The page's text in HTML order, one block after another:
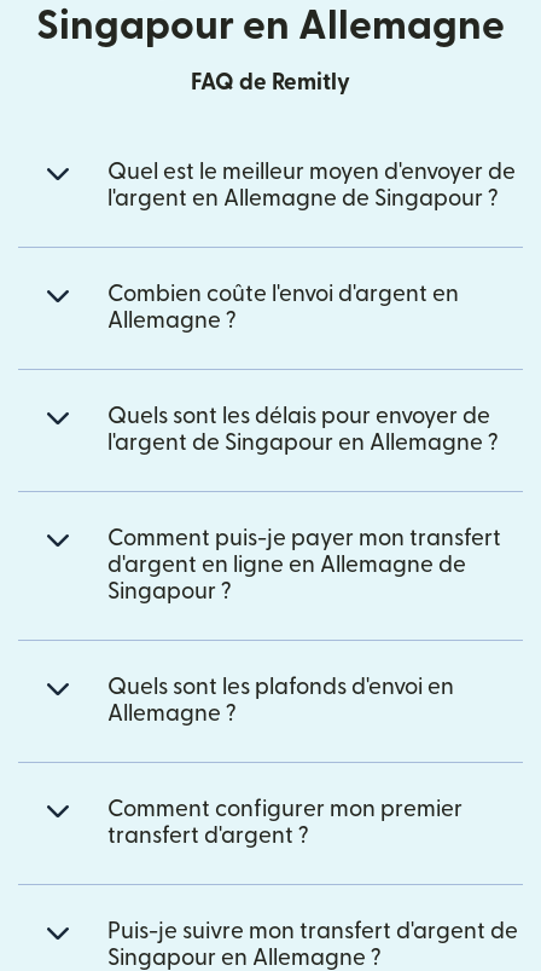
Singapour en Allemagne
FAQ de Remitly
Quel est le meilleur moyen d'envoyer de
l'argent en Allemagne de Singapour ?
Combien coûte l'envoi d'argent en
Allemagne ?
Quels sont les délais pour envoyer de
l'argent de Singapour en Allemagne ?
Comment puis-je payer mon transfert
d'argent en ligne en Allemagne de
Singapour ?
Quels sont les plafonds d'envoi en
Allemagne ?
Comment configurer mon premier
transfert d'argent ?
Puis-je suivre mon transfert d'argent de
Singapour en Allemagne ?